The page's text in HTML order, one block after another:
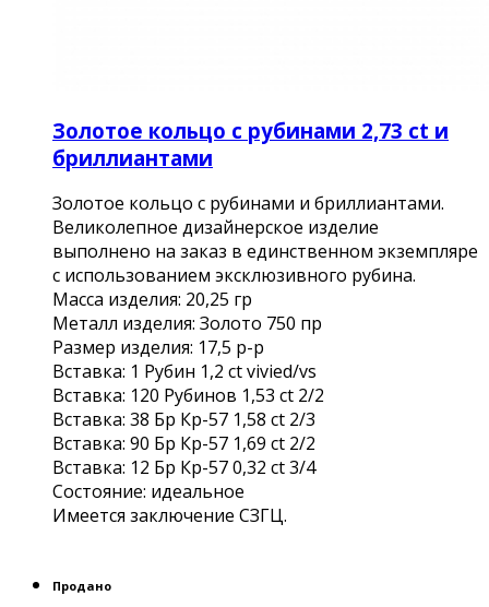
Золотое кольцо с рубинами 2,73 ct и
бриллиантами
Золотое кольцо с рубинами и бриллиантами.
Великолепное дизайнерское изделие
выполнено на заказ в единственном экземпляре
с использованием эксклюзивного рубина.
Масса изделия: 20,25 гр
Металл изделия: Золото 750 пр
Размер изделия: 17,5 р-р
Вставка: 1 Рубин 1,2 ct vivied/vs
Вставка: 120 Рубинов 1,53 сt 2/2
Вставка: 38 Бр Кр-57 1,58 ct 2/3
Вставка: 90 Бр Кр-57 1,69 ct 2/2
Вставка: 12 Бр Кр-57 0,32 ct 3/4
Состояние: идеальное
Имеется заключение СЗГЦ.
Продано